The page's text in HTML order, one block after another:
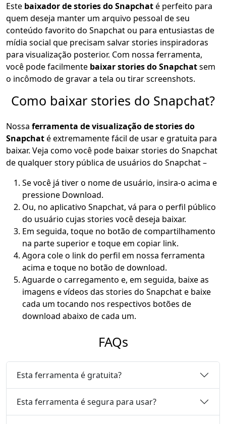
Este baixador de stories do Snapchaté perfeito para
quem deseja manter um arquivo pessoal de seu
conteúdo favorito do Snapchat ou para entusiastas de
mídia social que precisam salvar stories inspiradoras
para visualização posterior. Com nossa ferramenta,
você pode facilmente baixar stories do Snapchatsem
o incômodo de gravar a tela ou tirar screenshots.
Como baixar stories do Snapchat?
Nossa ferramenta de visualização de stories do
Snapchaté extremamente fácil de usar e gratuita para
baixar. Veja como você pode baixar stories do Snapchat
de qualquer story pública de usuários do Snapchat –
Se você já tiver o nome de usuário, insira-o acima e
pressione Download.
Ou, no aplicativo Snapchat, vá para o perfil público
do usuário cujas stories você deseja baixar.
Em seguida, toque no botão de compartilhamento
na parte superior e toque em copiar link.
Agora cole o link do perfil em nossa ferramenta
acima e toque no botão de download.
Aguarde o carregamento e, em seguida, baixe as
imagens e vídeos das stories do Snapchat e baixe
cada um tocando nos respectivos botões de
download abaixo de cada um.
FAQs
Esta ferramenta é gratuita?
Esta ferramenta é segura para usar?